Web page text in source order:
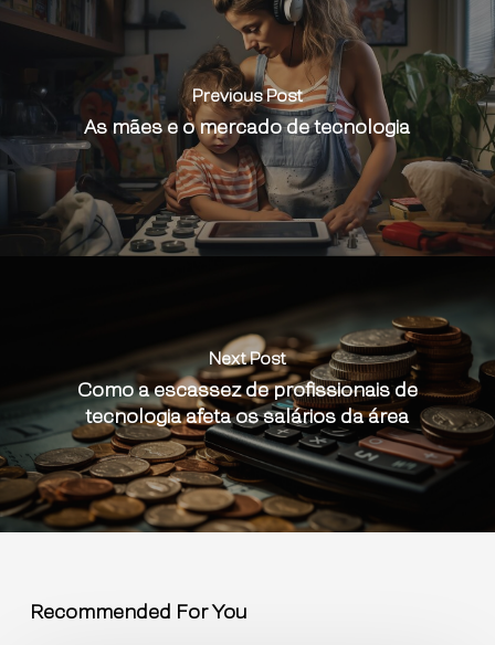
Previous Post
As mães e o mercado de tecnologia
Next Post
Como a escassez de profissionais de
tecnologia afeta os salários da área
Recommended For You